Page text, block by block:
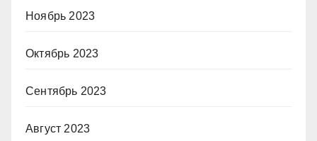
Ноябрь 2023
Октябрь 2023
Сентябрь 2023
Август 2023